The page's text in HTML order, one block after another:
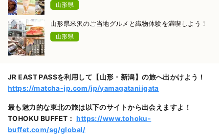
山形県
山形県米沢のご当地グルメと織物体験を満喫しよう！
山形県
JR EAST PASSを利用して【山形・新潟】の旅へ出かけよう！
https://matcha-jp.com/jp/yamagataniigata
最も魅力的な東北の旅は以下のサイトから出会えますよ！
TOHOKU BUFFET：https://www.tohoku-
buffet.com/sg/global/